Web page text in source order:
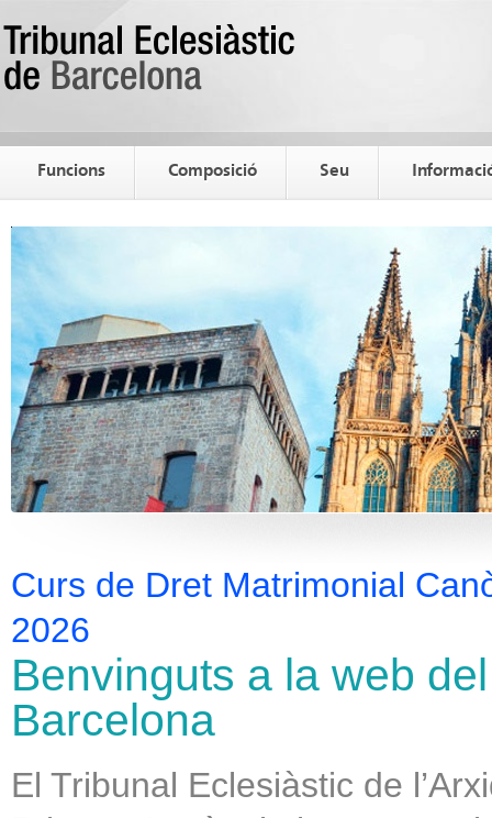
Funcions Composició Seu
Curs de Dret Matrimonial
2026
Benvinguts a la web
Barcelona
El Tribunal Eclesiàstic de